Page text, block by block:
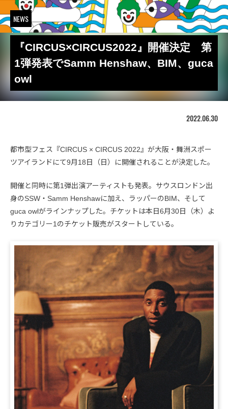
NEWS
『CIRCUS×CIRCUS2022』開催決定 第
1弾発表でSamm Henshaw、BIM、guca
owl
2022.06.30
都市型フェス『CIRCUS × CIRCUS 2022』が大阪・舞洲スポー
ツアイランドにて9月18日（日）に開催されることが決定した。
開催と同時に第1弾出演アーティストも発表。サウスロンドン出
身のSSW・Samm Henshawに加え、ラッパーのBIM、そして
guca owlがラインナップした。チケットは本日6月30日（木）よ
りカテゴリー1のチケット販売がスタートしている。